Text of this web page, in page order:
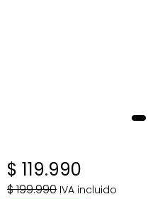
$ 119.990
$199.990 IVA incluido